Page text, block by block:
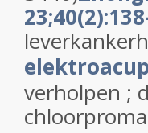
verholpen ;